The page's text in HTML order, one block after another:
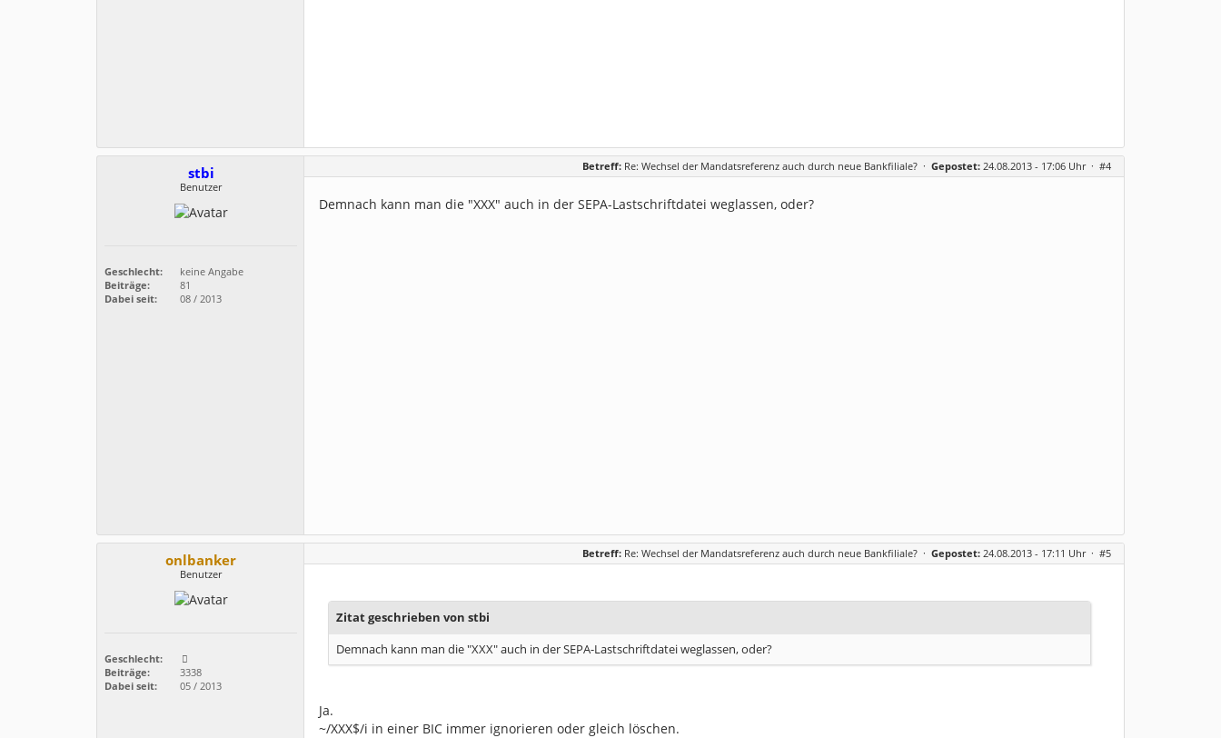
stbi
Benutzer
Geschlecht:
keine Angabe
Beiträge:
81
Dabei seit:
08 / 2013
Betreff: Re: Wechsel der Mandatsreferenz auch durch neue Bankfiliale? · Gepostet: 24.08.2013 - 17:06 Uhr · #4
Demnach kann man die "XXX" auch in der SEPA-Lastschriftdatei weglassen, oder?
onlbanker
Benutzer
Geschlecht:
Beiträge:
3338
Dabei seit:
05 / 2013
Betreff: Re: Wechsel der Mandatsreferenz auch durch neue Bankfiliale? · Gepostet: 24.08.2013 - 17:11 Uhr · #5
Zitat geschrieben von stbi
Demnach kann man die "XXX" auch in der SEPA-Lastschriftdatei weglassen, oder?
Ja.
~/XXX$/i in einer BIC immer ignorieren oder gleich löschen.